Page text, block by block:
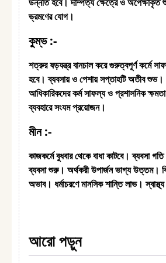
উন্নতি হবে। দাম্পত্য ক্ষেত্রে ও অপেক্ষাকৃত
ভ্রমণের যোগ।
কুম্ভ :-
শত্রুর ষড়যন্ত্র বানচাল করে গুরুত্বপূর্ণ কর্মে
হবে। ব্যবসায় ও পেশায় সপ্তাহটি অতীব শুভ।
আধিকারিকদের কর্ম সাফল্য ও প্রশাসনিক
ব্যবহারে সংযম প্রয়োজন।
মীন :-
কাজকর্মে বুধবার থেকে বাধা কাটবে। ব্যবসা
ব্যবসা শুরু। অর্থকরী উপার্জন ভাগ্য উত্তম।
অভাব। ধর্মাচরণে মানসিক শান্তি লাভ।
আরো পড়ুন